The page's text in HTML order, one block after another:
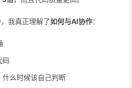
我真正理解了如何与AI协作：
码
么时候该自己判断